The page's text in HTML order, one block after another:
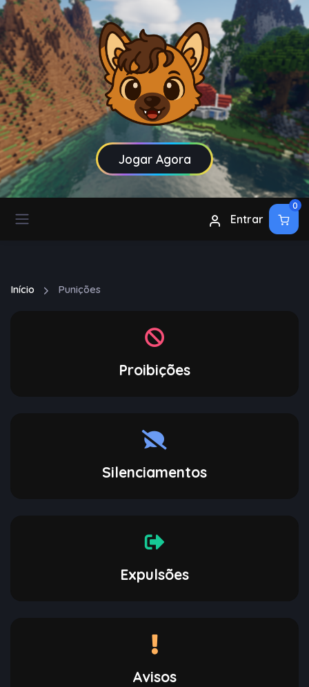
Jogar Agora
Entrar
0
Início Punições
Proibições
Silenciamentos
Expulsões
Avisos